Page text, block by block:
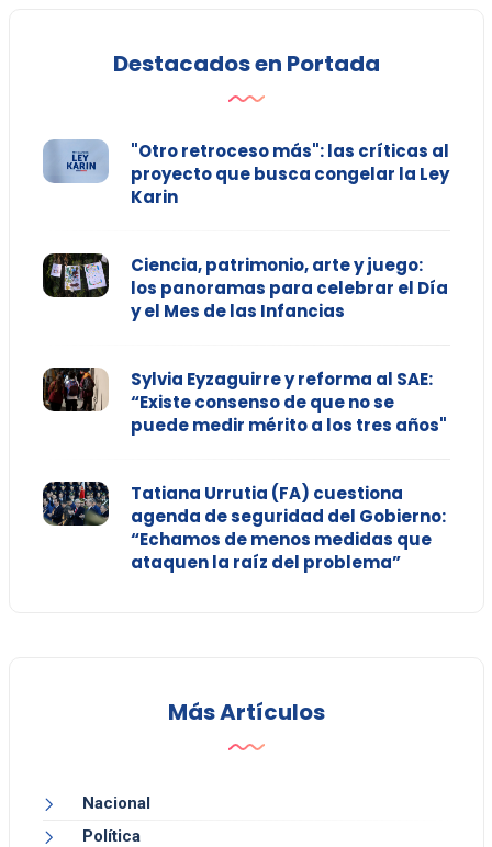
Destacados en Portada
"Otro retroceso más": las críticas al
proyecto que busca congelar la Ley
Karin
Ciencia, patrimonio, arte y juego:
los panoramas para celebrar el Día
y el Mes de las Infancias
Sylvia Eyzaguirre y reforma al SAE:
“Existe consenso de que no se
puede medir mérito a los tres años"
Tatiana Urrutia (FA) cuestiona
agenda de seguridad del Gobierno:
“Echamos de menos medidas que
ataquen la raíz del problema”
Más Artículos
Nacional
Política